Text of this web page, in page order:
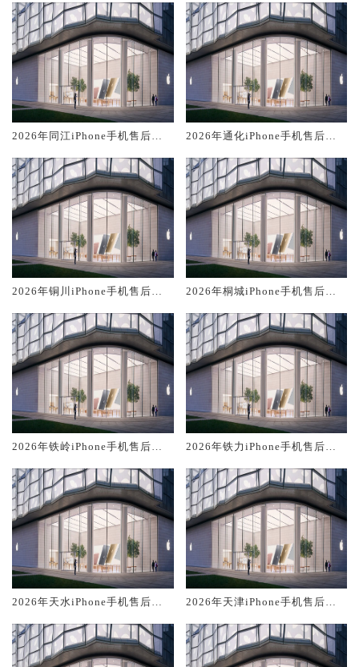
2026年同江iPhone手机售后服
口碑排名对比知名
2026年通化iPhone手机售后服
口碑排名对比知名
2026年铜川iPhone手机售后服
口碑排名对比知名
2026年桐城iPhone手机售后服
口碑排名对比知名
2026年铁岭iPhone手机售后服
口碑排名对比知名
2026年铁力iPhone手机售后服
口碑排名对比知名
2026年天水iPhone手机售后服
口碑排名对比知名
2026年天津iPhone手机售后服
口碑排名对比知名